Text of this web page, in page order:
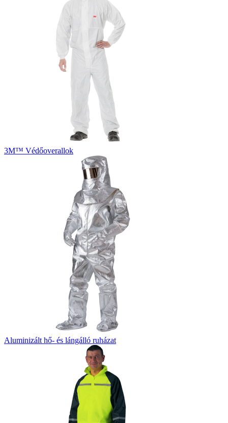
3M™ Védőoverallok
Aluminizált hő- és lángálló ruházat